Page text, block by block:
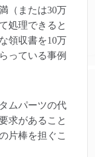
（または30万
処理できると
領収書を10万
っている事例
ムパーツの代
求があること
片棒を担ぐこ